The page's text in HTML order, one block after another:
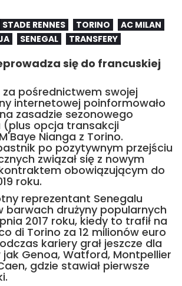
STADE RENNES TORINO
AC MILAN
SENEGAL TRANSFERY
się do francuskiej
za pośrednictwem swojej
internetowej poinformowało
zasadzie sezonowego
(plus opcja transakcji
Nianga z Torino.
po pozytywnym przejściu
związał się z nowym
obowiązującym do
roku.
reprezentant Senegalu
barwach drużyny popularnych
2017 roku, kiedy to trafił na
di Torino za 12 milionów euro
kariery grał jeszcze dla
Genoa, Watford, Montpellier
gdzie stawiał pierwsze